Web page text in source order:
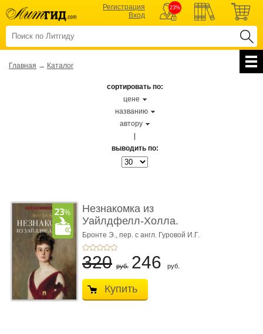
Регистрация
Вход
23%
Главная → Каталог
сортировать по:
цене
названию
автору
выводить по:
Незнакомка из
Уайлдфелл-Холла.
Роман (Серия «Р� ...
Бронте Э., пер. с англ. Гуровой И.Г.
320 руб. 246 руб.
Купить